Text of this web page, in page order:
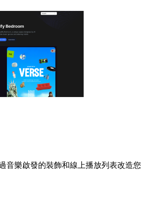
音樂啟發的裝飾和線上播放列表改造您